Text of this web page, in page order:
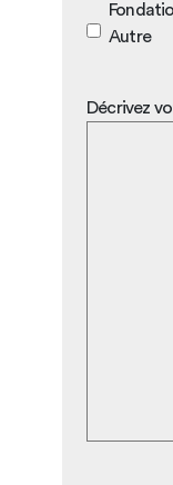
Autre
Décrivez